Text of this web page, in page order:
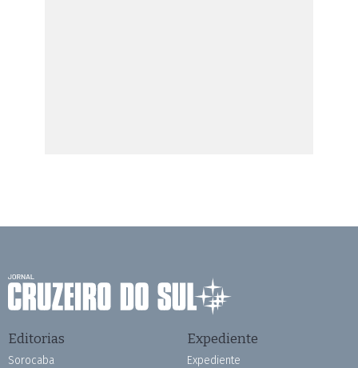
Editorias
Sorocaba
Expediente
Expediente